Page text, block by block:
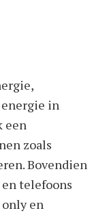
in
een
zoals
Bovendien
telefoons
en